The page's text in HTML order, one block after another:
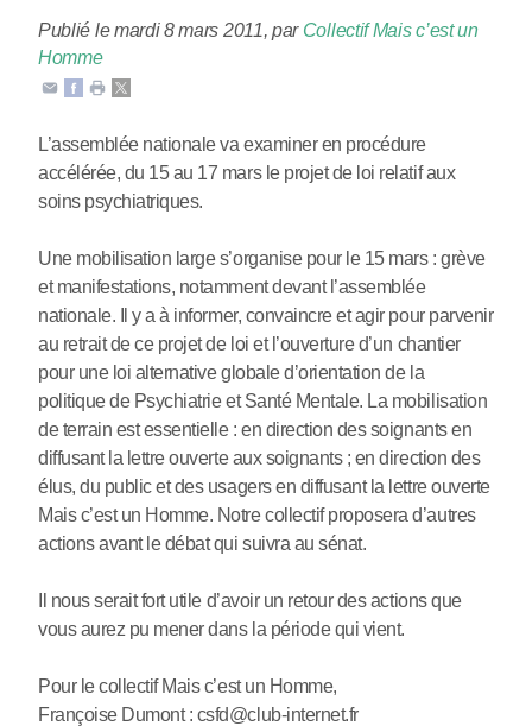
Publié le mardi 8 mars 2011,par Collectif Mais c’est un
Homme
L’assemblée nationale va examiner en procédure
accélérée, du 15 au 17 mars le projet de loi relatif aux
soins psychiatriques.
Une mobilisation large s’organise pour le 15 mars : grève
et manifestations, notamment devant l’assemblée
nationale. Il y a à informer, convaincre et agir pour parvenir
au retrait de ce projet de loi et l’ouverture d’un chantier
pour une loi alternative globale d’orientation de la
politique de Psychiatrie et Santé Mentale. La mobilisation
de terrain est essentielle : en direction des soignants en
diffusant la lettre ouverte aux soignants ; en direction des
élus, du public et des usagers en diffusant la lettre ouverte
Mais c’est un Homme. Notre collectif proposera d’autres
actions avant le débat qui suivra au sénat.
Il nous serait fort utile d’avoir un retour des actions que
vous aurez pu mener dans la période qui vient.
Pour le collectif Mais c’est un Homme,
Françoise Dumont : csfd@club-internet.fr